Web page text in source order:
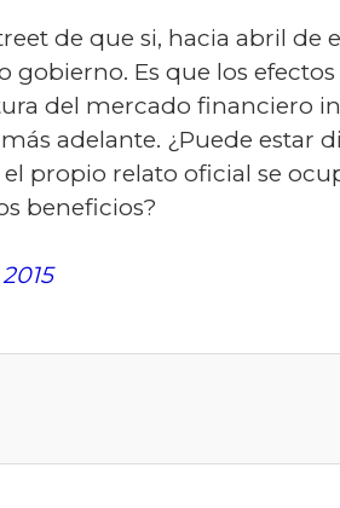
de que si, hacia abril de
Es que los
del mercado financiero
adelante. ¿Puede estar
propio relato oficial se
beneficios?